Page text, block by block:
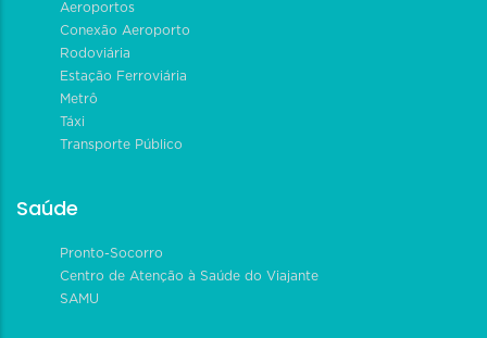
Aeroportos
Conexão Aeroporto
Rodoviária
Estação Ferroviária
Metrô
Táxi
Transporte Público
Saúde
Pronto-Socorro
Centro de Atenção à Saúde do Viajante
SAMU